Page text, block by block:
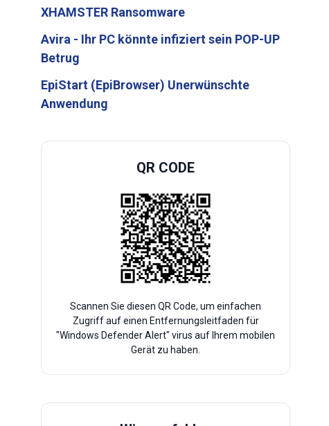
XHAMSTER Ransomware
Avira - Ihr PC könnte infiziert sein POP-UP
Betrug
EpiStart (EpiBrowser) Unerwünschte
Anwendung
QR CODE
Scannen Sie diesen QR Code, um einfachen
Zugriff auf einen Entfernungsleitfaden für
"Windows Defender Alert" virus auf Ihrem mobilen
Gerät zu haben.